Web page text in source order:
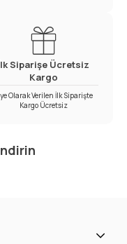
Siparişe Ücretsiz
Kargo
Olarak Verilen İlk Siparişte
Kargo Ücretsiz